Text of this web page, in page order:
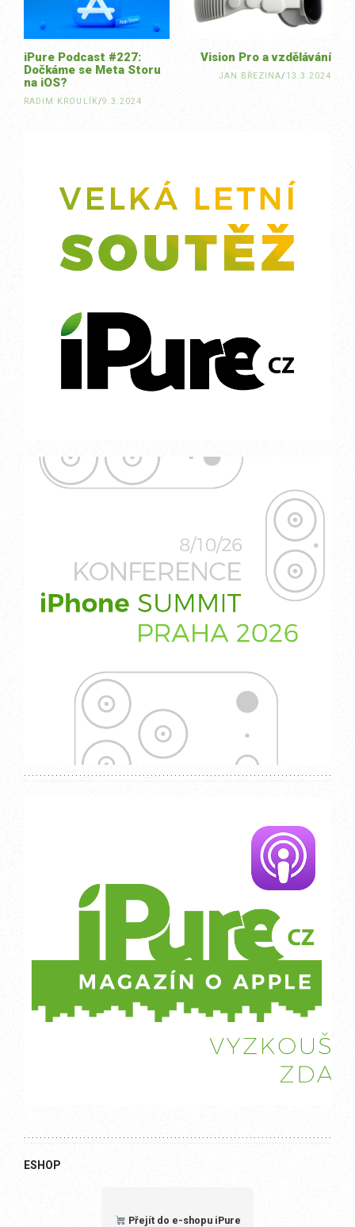
Vision Pro a vzdělávání
JAN BŘEZINA/ 13.3.2024
iPure Podcast #227:
Dočkáme se Meta Storu
na iOS?
RADIM KROULÍK/9.3.2024
ESHOP
Přejít do e-shopu iPure